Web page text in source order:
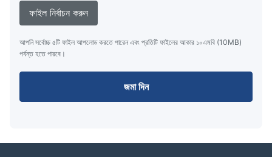
ফাইল নির্বাচন করুন
আপনি সর্বোচ্চ ৫টি ফাইল আপলোড করতে পারেন এবং প্রতিটি ফাইলের আকার ১০এমবি (10MB)
পর্যন্ত হতে পারবে।
জমা দিন